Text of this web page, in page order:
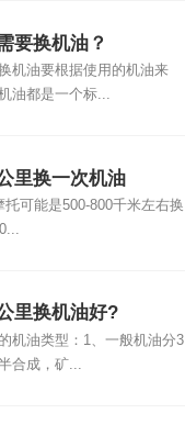
要换机油？
机油要根据使用的机油来
油都是一个标...
里换一次机油
可能是500-800千米左右换
里换机油好?
机油类型：1、一般机油分3
合成，矿...